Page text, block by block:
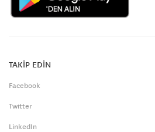
TAKİP EDİN
Facebook
Twitter
LinkedIn